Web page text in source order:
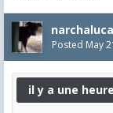
Posted May
il y a une